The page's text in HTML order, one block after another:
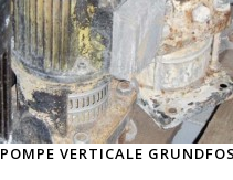
POMPE VERTICALE GRUNDFOS